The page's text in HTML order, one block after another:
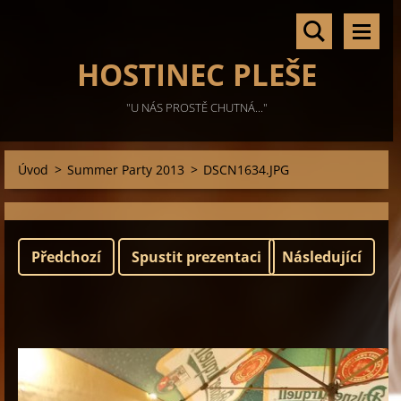
HOSTINEC PLEŠE
"U NÁS PROSTĚ CHUTNÁ..."
Úvod > Summer Party 2013 > DSCN1634.JPG
Předchozí Spustit prezentaci Následující